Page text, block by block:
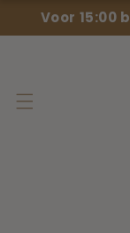
naar de
content
Voor 15:00